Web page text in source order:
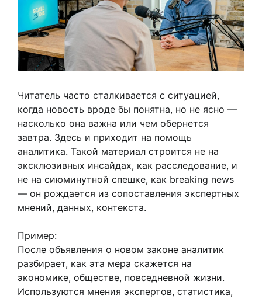
Читатель часто сталкивается с ситуацией,
когда новость вроде бы понятна, но не ясно —
насколько она важна или чем обернется
завтра. Здесь и приходит на помощь
аналитика. Такой материал строится не на
эксклюзивных инсайдах, как расследование, и
не на сиюминутной спешке, как breaking news
— он рождается из сопоставления экспертных
мнений, данных, контекста.
Пример:
После объявления о новом законе аналитик
разбирает, как эта мера скажется на
экономике, обществе, повседневной жизни.
Используются мнения экспертов, статистика,